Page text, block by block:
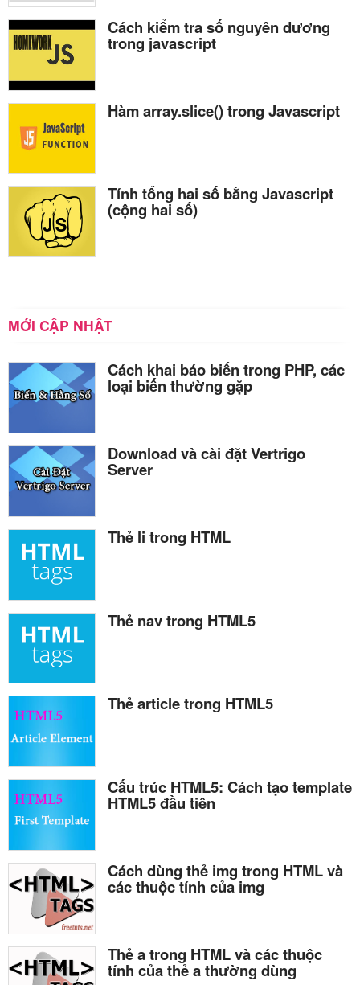
Cách kiểm tra số nguyên dương
trong javascript
Hàm array.slice() trong Javascript
Tính tổng hai số bằng Javascript
(cộng hai số)
MỚI CẬP NHẬT
Cách khai báo biến trong PHP, các
loại biến thường gặp
Download và cài đặt Vertrigo
Server
Thẻ li trong HTML
Thẻ nav trong HTML5
Thẻ article trong HTML5
Cấu trúc HTML5: Cách tạo template
HTML5 đầu tiên
Cách dùng thẻ img trong HTML và
các thuộc tính của img
Thẻ a trong HTML và các thuộc
tính của thẻ a thường dùng